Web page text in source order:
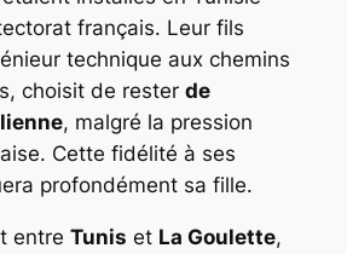
français. Leur fils
technique aux chemins
choisit de rester de
, malgré la pression
Cette fidélité à ses
profondément sa fille.
entre Tunis et La Goulette,